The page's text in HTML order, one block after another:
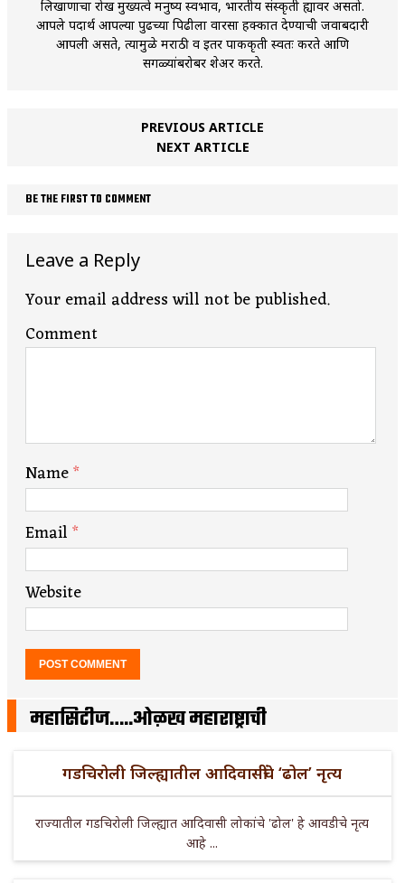
लिखाणाचा रोख मुख्यत्वे मनुष्य स्वभाव, भारतीय संस्कृती ह्यावर असतो.
आपले पदार्थ आपल्या पुढच्या पिढीला वारसा हक्कात देण्याची जवाबदारी
आपली असते, त्यामुळे मराठी व इतर पाककृती स्वतः करते आणि
सगळ्यांबरोबर शेअर करते.
PREVIOUS ARTICLE
NEXT ARTICLE
BE THE FIRST TO COMMENT
Leave a Reply
Your email address will not be published.
Comment
Name*
Email*
Website
महासिटीज…..ओळख महाराष्ट्राची
गडचिरोली जिल्ह्यातील आदिवासींचे ‘ढोल’ नृत्य
राज्यातील गडचिरोली जिल्ह्यात आदिवासी लोकांचे 'ढोल' हे आवडीचे नृत्य
आहे ...